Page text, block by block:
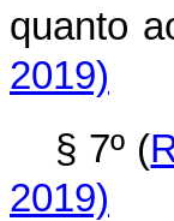
2019)
§ 7º (
2019)